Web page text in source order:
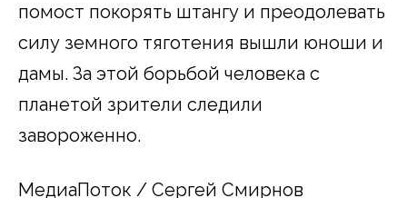
помост покорять штангу и преодолевать
силу земного тяготения вышли юноши и
дамы. За этой борьбой человека с
планетой зрители следили
завороженно.
МедиаПоток / Сергей Смирнов